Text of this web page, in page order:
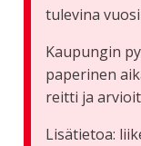
tulevina
Kaupungin
paperinen
reitti ja
Lisätietoa: